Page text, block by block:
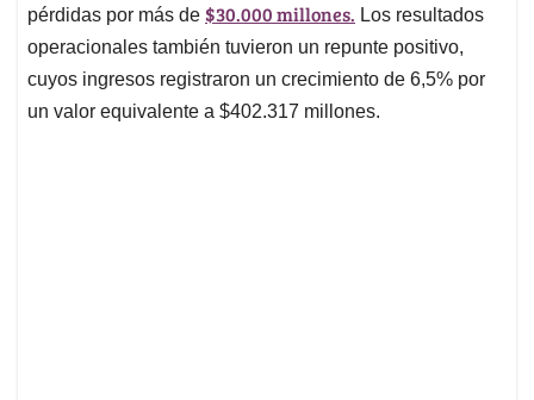
pérdidas por más de $30.000 millones. Los resultados
operacionales también tuvieron un repunte positivo,
cuyos ingresos registraron un crecimiento de 6,5% por
un valor equivalente a $402.317 millones.